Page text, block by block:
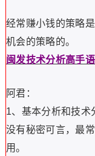
经常赚小钱的策略
机会的策略的。
闽发技术分析高手
阿君：
1、基本分析和技术
没有秘密可言，最
用。